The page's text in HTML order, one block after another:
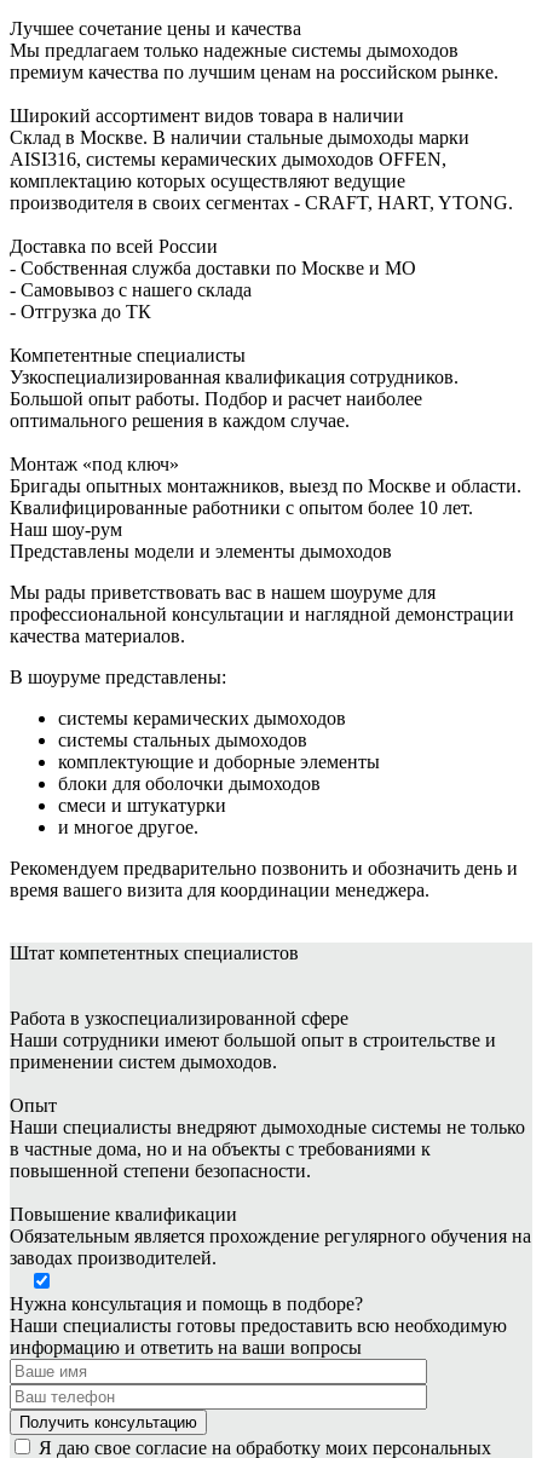
Лучшее сочетание цены и качества
Мы предлагаем только надежные системы дымоходов
премиум качества по лучшим ценам на российском рынке.
Широкий ассортимент видов товара в наличии
Склад в Москве. В наличии стальные дымоходы марки
AISI316, системы керамических дымоходов OFFEN,
комплектацию которых осуществляют ведущие
производителя в своих сегментах - CRAFT, HART, YTONG.
Доставка по всей России
- Собственная служба доставки по Москве и МО
- Самовывоз с нашего склада
- Отгрузка до ТК
Компетентные специалисты
Узкоспециализированная квалификация сотрудников.
Большой опыт работы. Подбор и расчет наиболее
оптимального решения в каждом случае.
Монтаж «под ключ»
Бригады опытных монтажников, выезд по Москве и области.
Квалифицированные работники с опытом более 10 лет.
Наш шоу-рум
Представлены модели и элементы дымоходов
Мы рады приветствовать вас в нашем шоуруме для
профессиональной консультации и наглядной демонстрации
качества материалов.
В шоуруме представлены:
системы керамических дымоходов
системы стальных дымоходов
комплектующие и доборные элементы
блоки для оболочки дымоходов
смеси и штукатурки
и многое другое.
Рекомендуем предварительно позвонить и обозначить день и
время вашего визита для координации менеджера.
Штат компетентных специалистов
Работа в узкоспециализированной сфере
Наши сотрудники имеют большой опыт в строительстве и
применении систем дымоходов.
Опыт
Наши специалисты внедряют дымоходные системы не только
в частные дома, но и на объекты с требованиями к
повышенной степени безопасности.
Повышение квалификации
Обязательным является прохождение регулярного обучения на
заводах производителей.
Нужна консультация и помощь в подборе?
Наши специалисты готовы предоставить всю необходимую
информацию и ответить на ваши вопросы
Я даю свое согласие на обработку моих персональных